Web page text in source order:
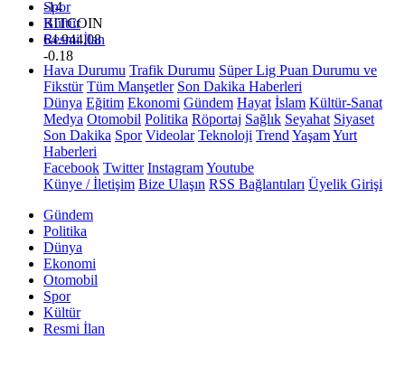
-14
BITCOIN
64.944,08
-0.18
Spor
Kültür
Resmi İlan
Hava Durumu Trafik Durumu Süper Lig Puan Durumu ve
Fikstür Tüm Manşetler Son Dakika Haberleri
Dünya Eğitim Ekonomi Gündem Hayat İslam Kültür-Sanat
Medya Otomobil Politika Röportaj Sağlık Seyahat Siyaset
Son Dakika Spor Videolar Teknoloji Trend YaşamYurt
Haberleri
Facebook Twitter InstagramYoutube
Künye / İletişim Bize Ulaşın RSS Bağlantıları Üyelik Girişi
Gündem
Politika
Dünya
Ekonomi
Otomobil
Spor
Kültür
Resmi İlan